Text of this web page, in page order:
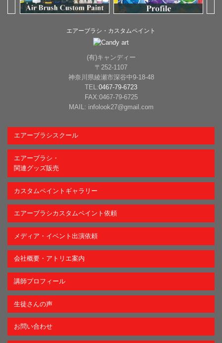
エアーブラシ・カスタムペイント
(有)キャンディー
〒252-1107
神奈川県綾瀬市深谷中9-18-48
TEL:0467-79-6723
FAX:0467-79-6725
MAIL: infolook27@gmail.com
エアーブラシスクール
エアーブラシ・
関連グッズ販売
カスタムペイントギャラリー
エアーブラシカスタムペイント依頼
メディア・イベント出演依頼
会社概要・アトリエ案内
講師プロフィール
生徒さんの声
お問い合わせ